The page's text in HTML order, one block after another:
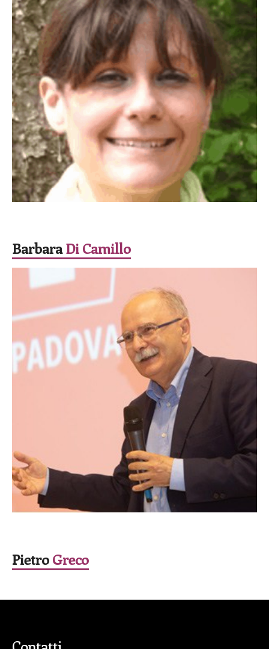
BarbaraDi Camillo
PietroGreco